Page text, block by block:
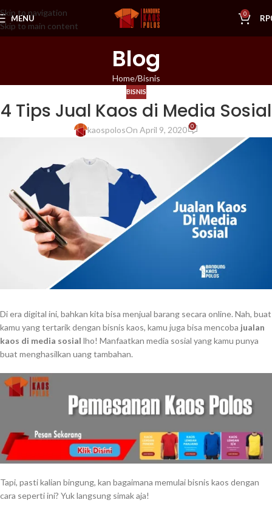
Skip to navigation
Skip to main content
MENU 0 RP
Blog
Home Bisnis
BISNIS
4 Tips Jual Kaos di Media Sosial
kaospolosOn April 9, 2020 0
Di era digital ini, bahkan kita bisa menjual barang secara online. Nah, buat
kamu yang tertarik dengan bisnis kaos, kamu juga bisa mencoba jualan
kaos di media sosial lho! Manfaatkan media sosial yang kamu punya
buat menghasilkan uang tambahan.
Tapi, pasti kalian bingung, kan bagaimana memulai bisnis kaos dengan
cara seperti ini? Yuk langsung simak aja!